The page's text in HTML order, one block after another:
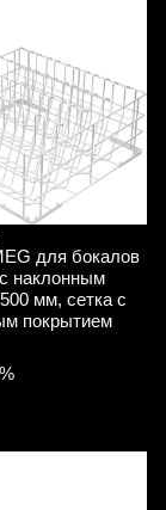
для бокалов
наклонным
мм, сетка с
покрытием